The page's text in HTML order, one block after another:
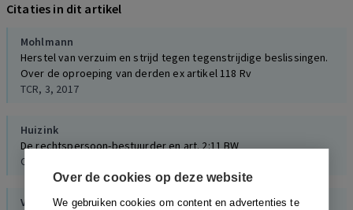
Over de cookies op deze website
We gebruiken cookies om content en advertenties te
Citaties in dit artikel
Mohlmann
Herstel van verzuim en strijd tegen tegenstrijdige beslissingen.
Over de oproeping van derden ex artikel 118 Rv
TCR, 3, 2017
Huizink
De rechtspersoon-bestuurder en art. 2:11 BW
O&F, 2, 2018
Vetter